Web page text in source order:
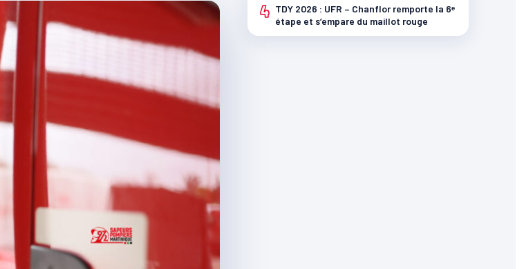
4 TDY 2026 : UFR – Chanflor remporte la 6ᵉ
étape et s’empare du maillot rouge